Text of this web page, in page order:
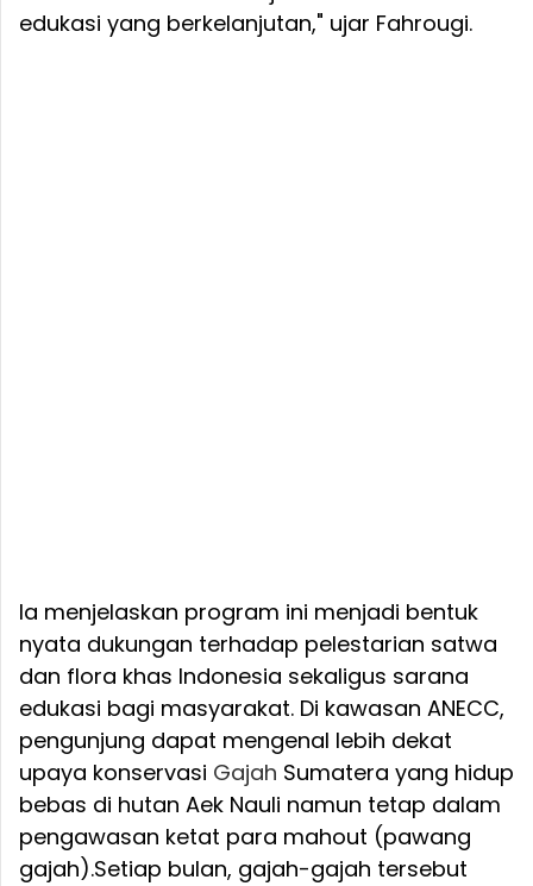
edukasi yang berkelanjutan," ujar Fahrougi.
Ia menjelaskan program ini menjadi bentuk
nyata dukungan terhadap pelestarian satwa
dan flora khas Indonesia sekaligus sarana
edukasi bagi masyarakat. Di kawasan ANECC,
pengunjung dapat mengenal lebih dekat
upaya konservasi Gajah Sumatera yang hidup
bebas di hutan Aek Nauli namun tetap dalam
pengawasan ketat para mahout (pawang
gajah).Setiap bulan, gajah-gajah tersebut